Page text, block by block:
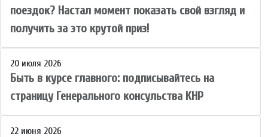
поездок? Настал момент показать свой взгляд и
получить за это крутой приз!
20 июля 2026
Быть в курсе главного: подписывайтесь на
страницу Генерального консульства КНР
22 июня 2026